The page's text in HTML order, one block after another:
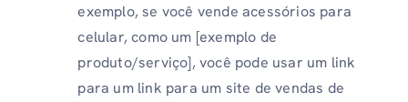
exemplo, se você vende acessórios para
celular, como um [exemplo de
produto/serviço], você pode usar um link
para um link para um site de vendas de